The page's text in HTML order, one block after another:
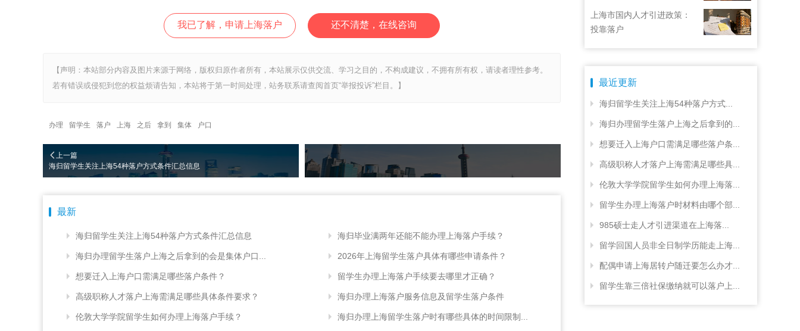
我已了解，申请上海落户 还不清楚，在线咨询
【声明：本站部分内容及图片来源于网络，版权归原作者所有，本站展示仅供交流、学习之目的，不构成建议，不拥有所有权，请读者理性参考。
若有错误或侵犯到您的权益烦请告知，本站将于第一时间处理，站务联系请查阅首页“举报投诉”栏目。】
办理 留学生 落户 上海 之后 拿到 集体 户口
上一篇
海归留学生关注上海54种落户方式条件汇总信息
最新
海归留学生关注上海54种落户方式条件汇总信息
海归办理留学生落户上海之后拿到的会是集体户口...
想要迁入上海户口需满足哪些落户条件？
高级职称人才落户上海需满足哪些具体条件要求？
伦敦大学学院留学生如何办理上海落户手续？
海归毕业满两年还能不能办理上海落户手续？
2026年上海留学生落户具体有哪些申请条件？
留学生办理上海落户手续要去哪里才正确？
海归办理上海落户服务信息及留学生落户条件
海归办理上海留学生落户时有哪些具体的时间限制...
上海市国内人才引进政策：
投靠落户
最近更新
海归留学生关注上海54种落户方式...
海归办理留学生落户上海之后拿到的...
想要迁入上海户口需满足哪些落户条...
高级职称人才落户上海需满足哪些具...
伦敦大学学院留学生如何办理上海落...
留学生办理上海落户时材料由哪个部...
985硕士走人才引进渠道在上海落...
留学回国人员非全日制学历能走上海...
配偶申请上海居转户随迁要怎么办才...
留学生靠三倍社保缴纳就可以落户上...